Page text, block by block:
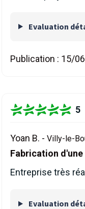
Evaluation
Publication : 15/
5
Yoan B. - Villy-le-
Fabrication
Entreprise très
Evaluation